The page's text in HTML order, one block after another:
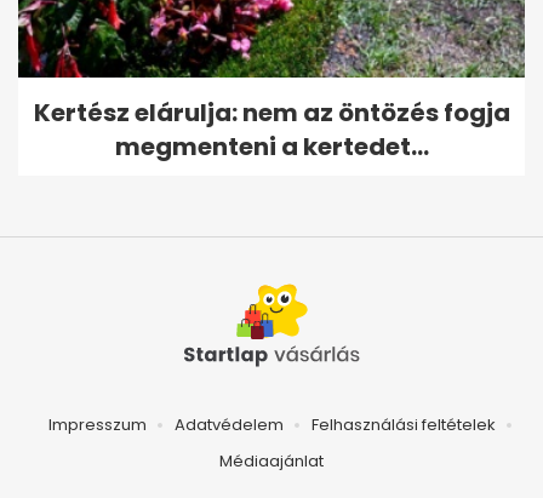
Kertész elárulja: nem az öntözés fogja
megmenteni a kertedet...
Impresszum Adatvédelem
Felhasználási feltételek
Médiaajánlat